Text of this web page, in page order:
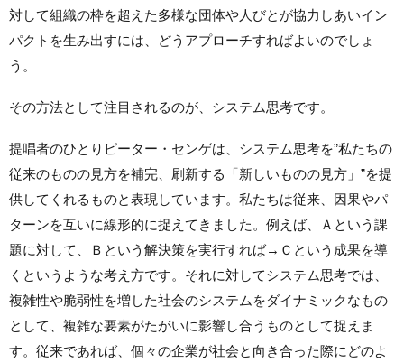
対して組織の枠を超えた多様な団体や人びとが協力しあいイン
パクトを生み出すには、どうアプローチすればよいのでしょ
う。
その方法として注目されるのが、システム思考です。
提唱者のひとりピーター・センゲは、システム思考を”私たちの
従来のものの見方を補完、刷新する「新しいものの見方」”を提
供してくれるものと表現しています。私たちは従来、因果やパ
ターンを互いに線形的に捉えてきました。例えば、Ａという課
題に対して、Ｂという解決策を実行すれば→Ｃという成果を導
くというような考え方です。それに対してシステム思考では、
複雑性や脆弱性を増した社会のシステムをダイナミックなもの
として、複雑な要素がたがいに影響し合うものとして捉えま
す。従来であれば、個々の企業が社会と向き合った際にどのよ